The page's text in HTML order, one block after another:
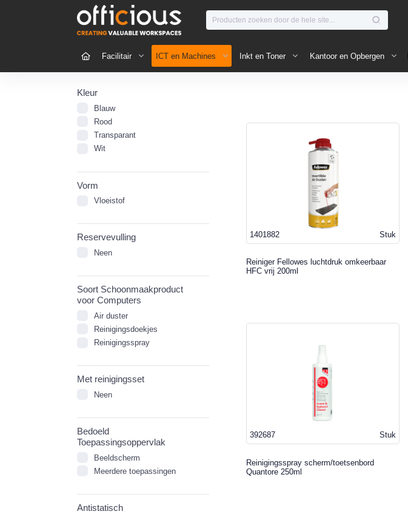
Facilitair ICT en Machines Inkt en Toner Kantoor en Opbergen
Kleur
Blauw
Rood
Transparant
Wit
Vorm
Vloeistof
Reservevulling
Neen
Soort Schoonmaakproduct
voor Computers
Air duster
Reinigingsdoekjes
Reinigingsspray
Met reinigingsset
Neen
Bedoeld
Toepassingsoppervlak
Beeldscherm
Meerdere toepassingen
Antistatisch
Stuk
1401882
Reiniger Fellowes luchtdruk omkeerbaar
HFC vrij 200ml
Stuk
392687
Reinigingsspray scherm/toetsenbord
Quantore 250ml